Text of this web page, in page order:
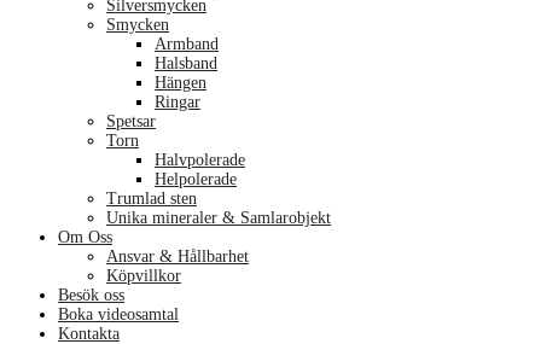
Silversmycken
Smycken
Armband
Halsband
Hängen
Ringar
Spetsar
Torn
Halvpolerade
Helpolerade
Trumlad sten
Unika mineraler & Samlarobjekt
Om Oss
Ansvar & Hållbarhet
Köpvillkor
Besök oss
Boka videosamtal
Kontakta